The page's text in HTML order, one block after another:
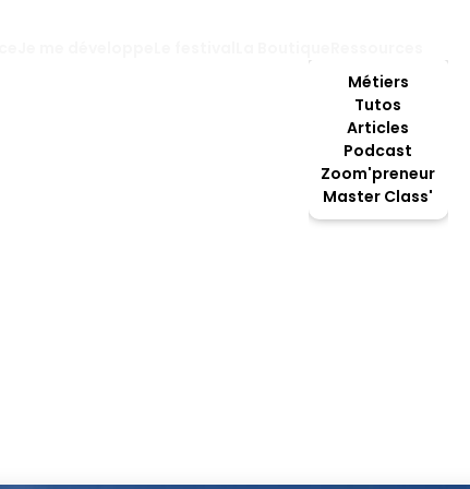
Métiers
Tutos
Articles
Podcast
Zoom'preneur
Master Class'